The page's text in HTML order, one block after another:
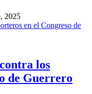
2025
los
de Guerrero